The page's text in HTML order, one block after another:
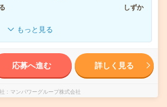
しずか
もっと見る
応募へ進む 詳しく見る
マンパワーグループ株式会社